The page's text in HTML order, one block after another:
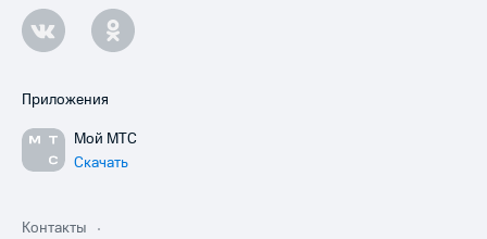
Приложения
Мой МТС
Скачать
Контакты